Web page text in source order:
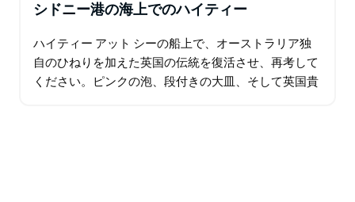
シドニー港の海上でのハイティー
ハイティー アット シーの船上で、オーストラリア独
自のひねりを加えた英国の伝統を復活させ、再考して
ください。ピンクの泡、段付きの大皿、そして英国貴